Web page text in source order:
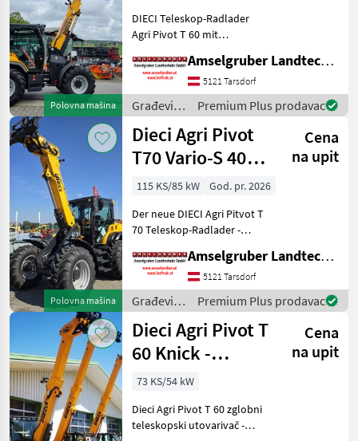
Polovna mašina
Österreichpaket
DIECI Teleskop-Radlader
Agri Pivot T 60 mit
Aktionspreis! (solange der
Vorrat reicht) -75 PS Kubota
Motor -40 Km/h
Höchstgeschwindigkeit -
Hubh
Amselgruber Landtechnik GmbH
5121 Tarsdorf
Građevinski
strojevi /
Dieci
Premium Plus prodavac
Polovna mašina
Dieci Agri Pivot
T70 Vario-S 40
Km/h+Druckluft
Cena
na upit
115 KS/85 kW
God. pr. 2026
Der neue DIECI Agri Pitvot T
70 Teleskop-Radlader -
Ausstattung. DER NEUE
AGRI PIVOT T 70 setzt völlig
neue Maßstäbe im
Teleskop-Radladers
Amselgruber Landtechnik GmbH
5121 Tarsdorf
Građevinski
strojevi /
Dieci
Premium Plus prodavac
Dieci Agri Pivot T
60 Knick -
Teleskopski
utovarivač
Cena
na upit
73 KS/54 kW
Dieci Agri Pivot T 60 zglobni
teleskopski utovarivač -